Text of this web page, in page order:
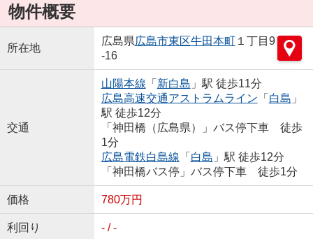
物件概要
所在地
広島県広島市東区牛田本町１丁目9
-16
交通
山陽本線 「 新白島 」駅 徒歩11分
広島高速交通アストラムライン 「 白島 」
駅 徒歩12分
「神田橋（広島県）」バス停下車 徒歩
1分
広島電鉄白島線 「 白島 」駅 徒歩12分
「神田橋バス停」バス停下車 徒歩1分
価格 780万円
利回り - / -